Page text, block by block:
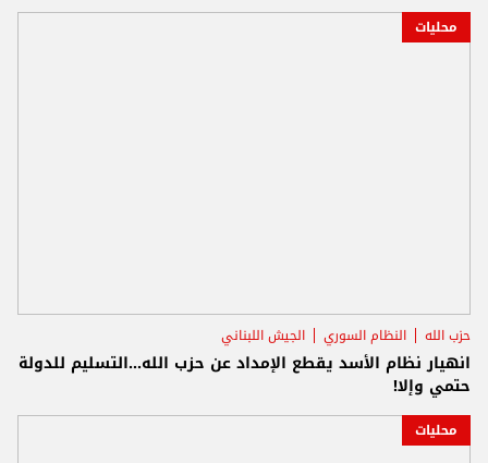
محليات
حزب الله النظام السوري الجيش اللبناني
انهيار نظام الأسد يقطع الإمداد عن حزب الله...التسليم للدولة
حتمي وإلا!
محليات